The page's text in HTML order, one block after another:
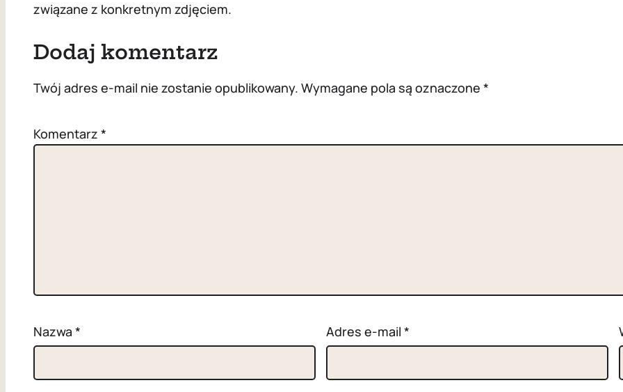
związane z konkretnym zdjęciem.
Dodaj komentarz
Twój adres e-mail nie zostanie opublikowany. Wymagane pola są oznaczone *
Komentarz *
Nazwa * Adres e-mail *